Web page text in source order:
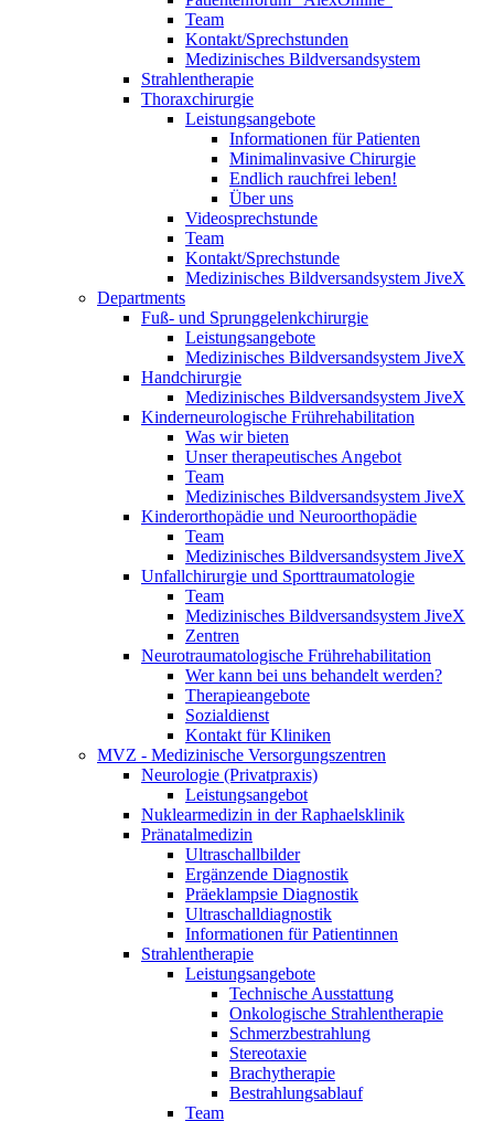
Team
Kontakt/Sprechstunden
Medizinisches Bildversandsystem
Strahlentherapie
Thoraxchirurgie
Leistungsangebote
Informationen für Patienten
Minimalinvasive Chirurgie
Endlich rauchfrei leben!
Über uns
Videosprechstunde
Team
Kontakt/Sprechstunde
Medizinisches Bildversandsystem JiveX
Departments
Fuß- und Sprunggelenkchirurgie
Leistungsangebote
Medizinisches Bildversandsystem JiveX
Handchirurgie
Medizinisches Bildversandsystem JiveX
Kinderneurologische Frührehabilitation
Was wir bieten
Unser therapeutisches Angebot
Team
Medizinisches Bildversandsystem JiveX
Kinderorthopädie und Neuroorthopädie
Team
Medizinisches Bildversandsystem JiveX
Unfallchirurgie und Sporttraumatologie
Team
Medizinisches Bildversandsystem JiveX
Zentren
Neurotraumatologische Frührehabilitation
Wer kann bei uns behandelt werden?
Therapieangebote
Sozialdienst
Kontakt für Kliniken
MVZ - Medizinische Versorgungszentren
Neurologie (Privatpraxis)
Leistungsangebot
Nuklearmedizin in der Raphaelsklinik
Pränatalmedizin
Ultraschallbilder
Ergänzende Diagnostik
Präeklampsie Diagnostik
Ultraschalldiagnostik
Informationen für Patientinnen
Strahlentherapie
Leistungsangebote
Technische Ausstattung
Onkologische Strahlentherapie
Schmerzbestrahlung
Stereotaxie
Brachytherapie
Bestrahlungsablauf
Team